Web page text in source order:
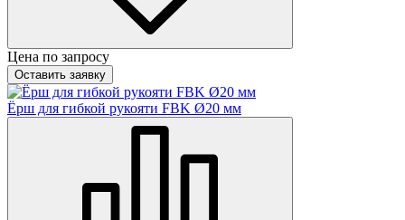
Цена по запросу
Оставить заявку
Ёрш для гибкой рукояти FBK Ø20 мм